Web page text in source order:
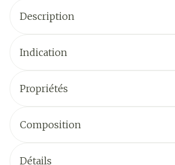
Description
Indication
Propriétés
Composition
Détails